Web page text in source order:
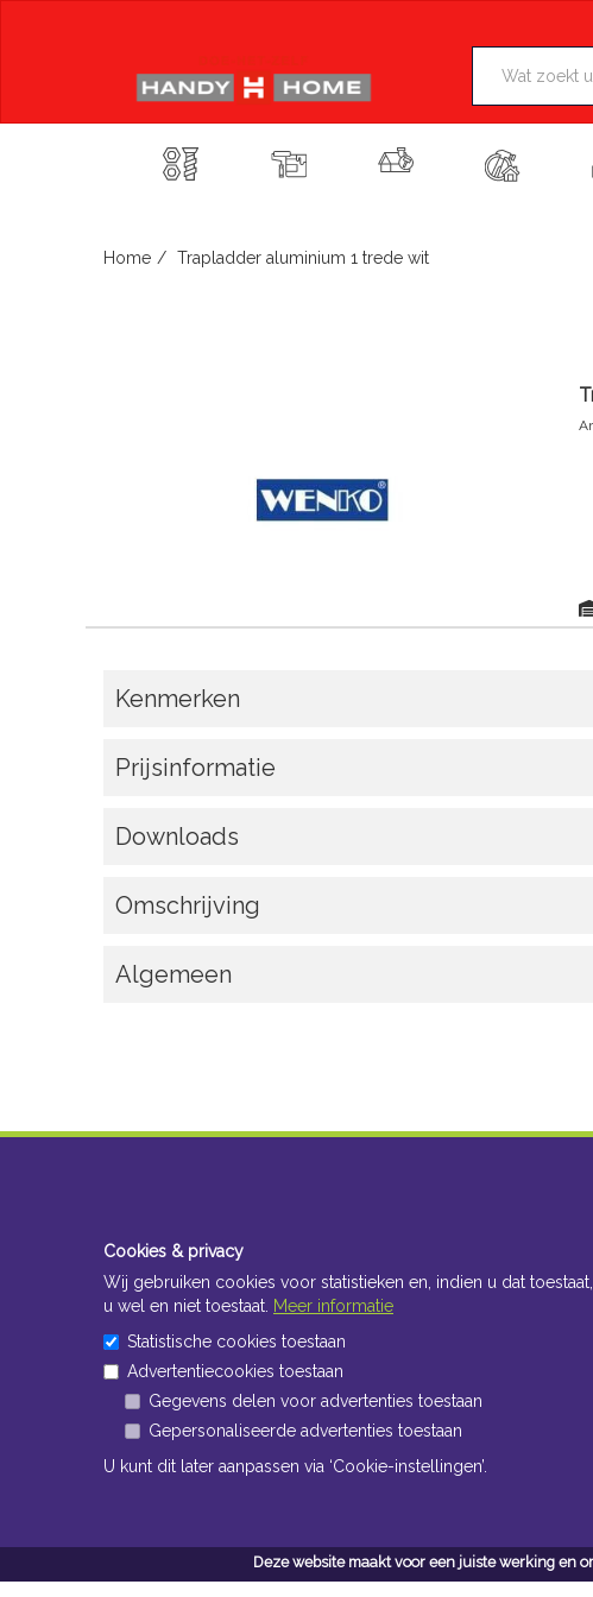
Deze website maakt voor een juiste werking en
Home Trapladder aluminium 1 trede wit
Kenmerken
Prijsinformatie
Downloads
Omschrijving
Algemeen
Contacteer
Cookies & privacy
Wij gebruiken cookies voor statistieken en, indien u dat
u wel en niet toestaat. Meer informatie
Statistische cookies toestaan
Advertentiecookies toestaan
Gegevens delen voor advertenties toestaan
Gepersonaliseerde advertenties toestaan
U kunt dit later aanpassen via ‘Cookie-instellingen’.